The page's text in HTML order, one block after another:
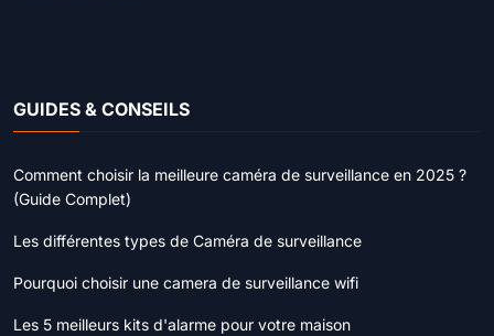
GUIDES & CONSEILS
Comment choisir la meilleure caméra de surveillance en 2025 ?
(Guide Complet)
Les différentes types de Caméra de surveillance
Pourquoi choisir une camera de surveillance wifi
Les 5 meilleurs kits d'alarme pour votre maison